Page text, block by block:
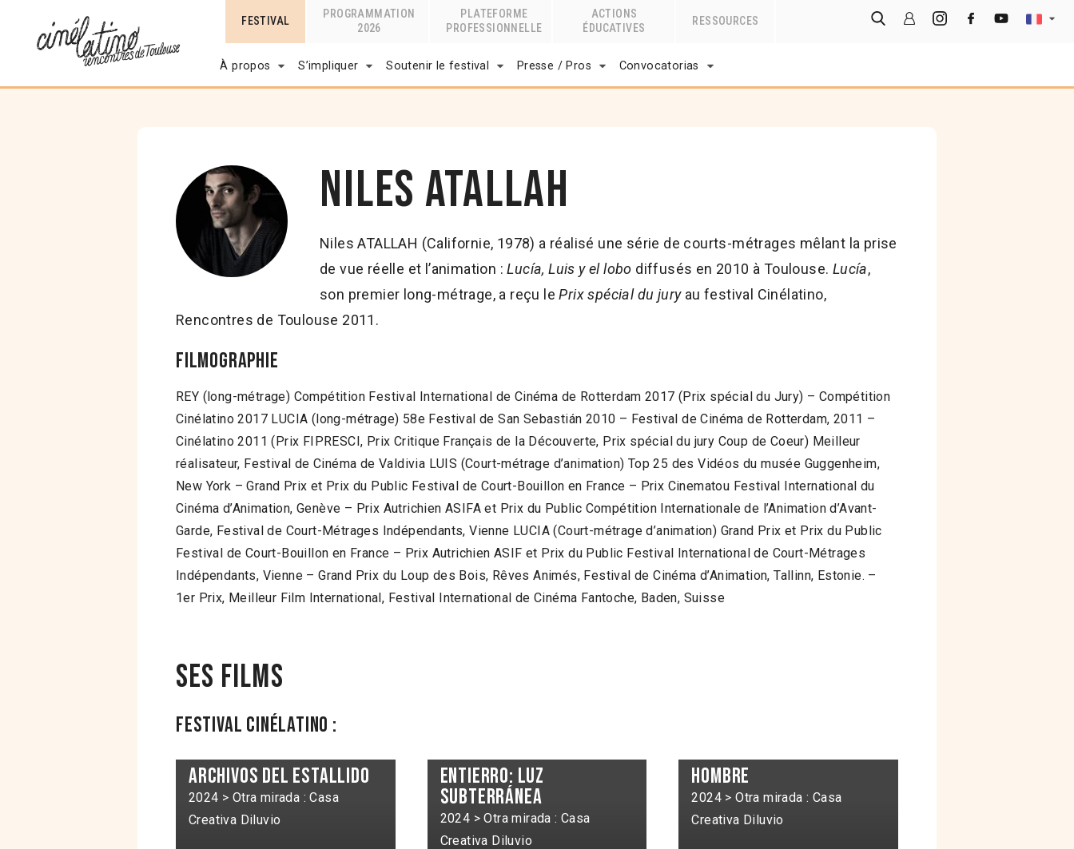
FESTIVAL
PROGRAMMATION
2026
PLATEFORME
PROFESSIONNELLE
ACTIONS
ÉDUCATIVES
RESSOURCES
À propos S’impliquer Soutenir le festival Presse / Pros Convocatorias
Niles Atallah
Niles ATALLAH (Californie, 1978) a réalisé une série de courts-métrages mêlant la prise
de vue réelle et l’animation :Lucía, Luis y el lobo diffusés en 2010 à Toulouse. Lucía,
son premier long-métrage, a reçu lePrix spécial du juryau festival Cinélatino,
Rencontres de Toulouse 2011.
Filmographie
REY (long-métrage) Compétition Festival International de Cinéma de Rotterdam 2017 (Prix spécial du Jury) – Compétition
Cinélatino 2017 LUCIA (long-métrage) 58e Festival de San Sebastián 2010 – Festival de Cinéma de Rotterdam, 2011 –
Cinélatino 2011 (Prix FIPRESCI, Prix Critique Français de la Découverte, Prix spécial du jury Coup de Coeur) Meilleur
réalisateur, Festival de Cinéma de Valdivia LUIS (Court-métrage d’animation) Top 25 des Vidéos du musée Guggenheim,
New York – Grand Prix et Prix du Public Festival de Court-Bouillon en France – Prix Cinematou Festival International du
Cinéma d’Animation, Genève – Prix Autrichien ASIFA et Prix du Public Compétition Internationale de l’Animation d’Avant-
Garde, Festival de Court-Métrages Indépendants, Vienne LUCIA (Court-métrage d’animation) Grand Prix et Prix du Public
Festival de Court-Bouillon en France – Prix Autrichien ASIF et Prix du Public Festival International de Court-Métrages
Indépendants, Vienne – Grand Prix du Loup des Bois, Rêves Animés, Festival de Cinéma d’Animation, Tallinn, Estonie. –
1er Prix, Meilleur Film International, Festival International de Cinéma Fantoche, Baden, Suisse
Ses films
Festival Cinélatino :
Archivos del estallido
2024 > Otra mirada : Casa
Creativa Diluvio
Entierro: luz
subterránea
2024 > Otra mirada : Casa
Creativa Diluvio
Hombre
2024 > Otra mirada : Casa
Creativa Diluvio